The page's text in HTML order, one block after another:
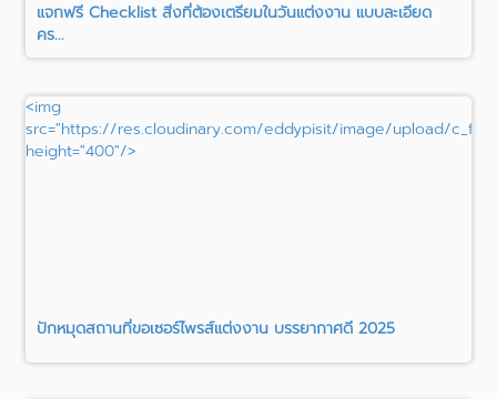
แจกฟรี Checklist สิ่งที่ต้องเตรียมในวันแต่งงาน แบบละเอียด
คร...
<img
src="https://res.cloudinary.com/eddypisit/image/upload/
height="400"/>
ปักหมุดสถานที่ขอเซอร์ไพรส์แต่งงาน บรรยากาศดี 2025